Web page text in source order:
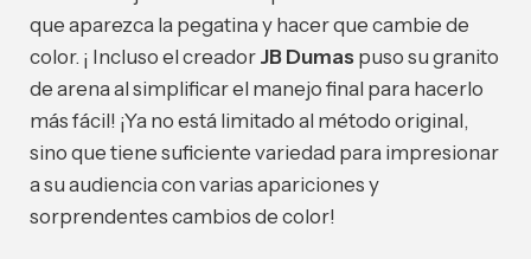
que aparezca la pegatina y hacer que cambie de
color. ¡ Incluso el creador JB Dumas puso su granito
de arena al simplificar el manejo final para hacerlo
más fácil! ¡Ya no está limitado al método original,
sino que tiene suficiente variedad para impresionar
a su audiencia con varias apariciones y
sorprendentes cambios de color!